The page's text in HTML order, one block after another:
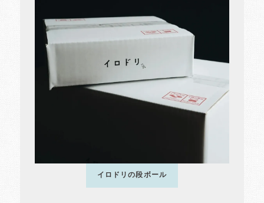
イロドリの段ボール